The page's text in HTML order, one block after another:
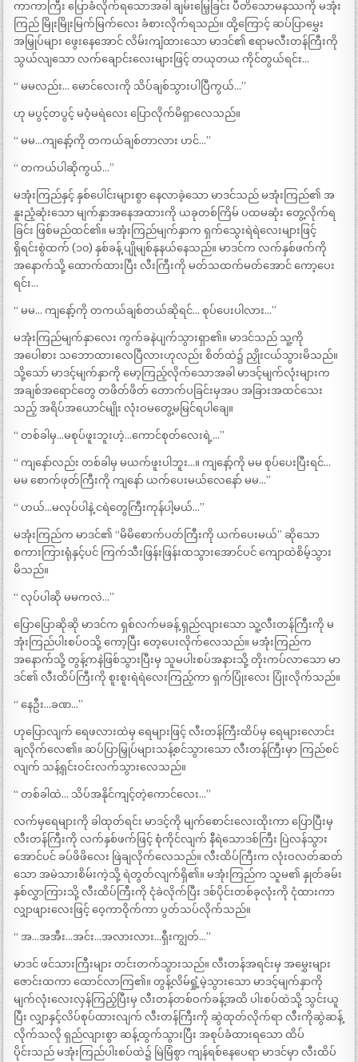
ကာကာကြီး ပြောခံလိုက်ရသောအခါ ချမ်းမြေ့ခြင်း ပီတိသောမနဿကို မအုံး
ကြည် မြိုးမြိုးမြက်မြက်လေး ခံစားလိုက်ရသည်။ ထို့ကြောင့် ဆပ်ပြာမွှေး
အမြှုပ်များ ဖွေးနေအောင် လိမ်းကျံထားသော မာဒင်၏ ဧရာမလီးတန်ကြီးကို
သွယ်လျသော လက်ချောင်းလေးများဖြင့် တယုတယ ကိုင်တွယ်ရင်း…
“ မမလည်း… မောင်လေးကို သိပ်ချစ်သွားပါပြီကွယ်…”
ဟု မပွင့်တပွင့် မဝံ့မရဲလေး ပြောလိုက်မိရှာလေသည်။
“ မမ…ကျနော့်ကို တကယ်ချစ်တာလား ဟင်…”
“ တကယ်ပါဆိုကွယ်…”
မအုံးကြည်နှင့် နှစ်ပေါင်းများစွာ နေလာခဲ့သော မာဒင်သည် မအုံးကြည်၏ အ
နူးညံ့ဆုံးသော မျက်နှာအနေအထားကို ယခုတစ်ကြိမ် ပထမဆုံး တွေ့လိုက်ရ
ခြင်း ဖြစ်မည်ထင်၏။ မအုံးကြည်မျက်နှာက ရှက်သွေးရဲရဲလေးများဖြင့်
ရှိရင်းစွဲထက် (၁၀) နှစ်ခန့် ပျိုမျစ်နုနယ်နေသည်။ မာဒင်က လက်နှစ်ဖက်ကို
အနောက်သို့ ထောက်ထားပြီး လီးကြီးကို မတ်သထက်မတ်အောင် ကော့ပေး
ရင်း…
“ မမ… ကျနော့်ကို တကယ်ချစ်တယ်ဆိုရင်… စုပ်ပေးပါလား…”
မအုံးကြည်မျက်နှာလေး ကွက်ခနဲပျက်သွားရှာ၏။ မာဒင်သည် သူ့ကို
အပေါစား သဘောထားလေပြီလားဟုလည်း စိတ်ထဲ၌ ညှိုးငယ်သွားမိသည်။
သို့သော် မာဒင့်မျက်နှာကို မော့ကြည့်လိုက်သောအခါ မာဒင့်မျက်လုံးများက
အချစ်အရောင်တွေ တဖိတ်ဖိတ် တောက်ပခြင်းမှအပ အခြားအထင်သေး
သည့် အရိပ်အယောင်မျိုး လုံးဝမတွေ့မမြင်ရပါချေ။
“ တစ်ခါမှ…မစုပ်ဖူးဘူးဟဲ့…ကောင်စုတ်လေးရဲ့…”
“ ကျနော်လည်း တစ်ခါမှ မယက်ဖူးပါဘူး…။ ကျနော့်ကို မမ စုပ်ပေးပြီးရင်…
မမ စောက်ဖုတ်ကြီးကို ကျနော် ယက်ပေးမယ်လေနော် မမ…”
“ ဟယ်…မလုပ်ပါနဲ့ ငရဲတွေကြီးကုန်ပါ့မယ်…”
မအုံးကြည်က မာဒင်၏ “မိမိစောက်ပတ်ကြီးကို ယက်ပေးမယ်” ဆိုသော
စကားကြားရုံနှင့်ပင် ကြက်သီးဖြန်းဖြန်းထသွားအောင်ပင် ကျောထဲစိမ့်သွား
မိသည်။
“ လုပ်ပါဆို မမကလဲ…”
ပြောပြောဆိုဆို မာဒင်က ရှစ်လက်မခန့် ရှည်လျားသော သူ့လီးတန်ကြီးကို မ
အုံးကြည်ပါးစပ်ဝသို့ ကော့ပြီး တေ့ပေးလိုက်လေသည်။ မအုံးကြည်က
အနောက်သို့ တွန့်ကနဲဖြစ်သွားပြီးမှ သူမပါးစပ်အနားသို့ တိုးကပ်လာသော မာ
ဒင်၏ လီးထိပ်ကြီးကို စူးစူးရဲရဲလေးကြည့်ကာ ရှက်ပြုံးလေး ပြုံးလိုက်သည်။
“ နေဦး…ခဏ…”
ဟုပြောလျက် ရေဖလားထဲမှ ရေများဖြင့် လီးတန်ကြီးထိပ်မှ ရေများလောင်း
ချလိုက်လေ၏။ ဆပ်ပြာမြှုပ်များသန့်စင်သွားသော လီးတန်ကြီးမှာ ကြည်စင်
လျက် သန့်ရှင်းဝင်းလက်သွားလေသည်။
“ တစ်ခါထဲ… သိပ်အနိုင်ကျင့်တဲ့ကောင်လေး…”
လက်မှရေများကို ခါထုတ်ရင်း မာဒင့်ကို မျက်စောင်းလေးထိုးကာ ပြောပြီးမှ
လီးတန်ကြီးကို လက်နှစ်ဖက်ဖြင့် စုံကိုင်လျက် နီရဲသောဒစ်ကြီး ပြဲလန်သွား
အောင်ပင် ခပ်ဖိဖိလေး ဖြဲချလိုက်လေသည်။ လီးထိပ်ကြီးက လုံးဝလတ်ဆတ်
သော အမဲသားစိမ်းကဲ့သို့ ရဲတွတ်လျက်ရှိ၏။ မအုံးကြည်က သူမ၏ နှုတ်ခမ်း
နှစ်လွှာကြားသို့ လီးထိပ်ကြီးကို ငုံခဲလိုက်ပြီး ဒစ်ပိုင်းတစ်ခုလုံးကို ငုံထားကာ
လျှာဖျားလေးဖြင့် ဝေ့ကာဝိုက်ကာ ပွတ်သပ်လိုက်သည်။
“ အ…အအီး…အင်း…အလားလား…ရှီးကျွတ်…”
မာဒင် ဖင်သားကြီးများ တင်းတက်သွားသည်။ လီးတန်အရင်းမှ အမွှေးများ
ဇောင်းထကာ ထောင်လာကြ၏။ တွန့်လိမ်ရှုံ့မဲ့သွားသော မာဒင့်မျက်နှာကို
မျက်လုံးလေးလှန်ကြည့်ပြီးမှ လီးတန်တစ်ဝက်ခန့်အထိ ပါးစပ်ထဲသို့ သွင်းယူ
ပြီး လျှာနှင့်လိပ်စုပ်ထားလျက် လီးတန်ကြီးကို ဆွဲထုတ်လိုက်ရာ လီးကိုဆွဲဆန့်
လိုက်သလို ရှည်လျားစွာ ဆန့်ထွက်သွားပြီး အစုပ်ခံထားရသော ထိပ်
ပိုင်းသည် မအုံးကြည်ပါးစပ်ထဲ၌ မြဲမြံစွာ ကျန်ရစ်နေပေရာ မာဒင်မှာ လီးထိပ်